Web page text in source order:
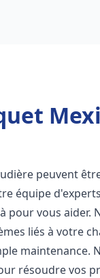
peuvent
équipe
pour vous aider.
liés à votre
maintenance.
résoudre vos